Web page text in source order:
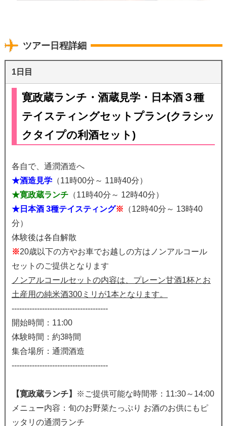
ツアー日程詳細
1日目
寛政蔵ランチ・酒蔵見学・日本酒３種
テイスティングセットプラン(クラシッ
クタイプの利酒セット)
各自で、通潤酒造へ
★酒造見学（11時00分～ 11時40分）
★寛政蔵ランチ（11時40分～ 12時40分）
★日本酒 3種テイスティング※ （12時40分～ 13時40
分）
体験後は各自解散
※20歳以下の方やお車でお越しの方はノンアルコール
セットのご提供となります
ノンアルコールセットの内容は、プレーン甘酒1杯とお
土産用の純米酒300ミリが1本となります。
--------------------------------------
開始時間：11:00
体験時間：約3時間
集合場所：通潤酒造
--------------------------------------
【寛政蔵ランチ】
※ご提供可能な時間帯：11:30～14:00
メニュー内容：旬のお野菜たっぷり お酒のお供にもピ
ッタリの通潤ランチ